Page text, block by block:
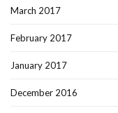
March 2017
February 2017
January 2017
December 2016